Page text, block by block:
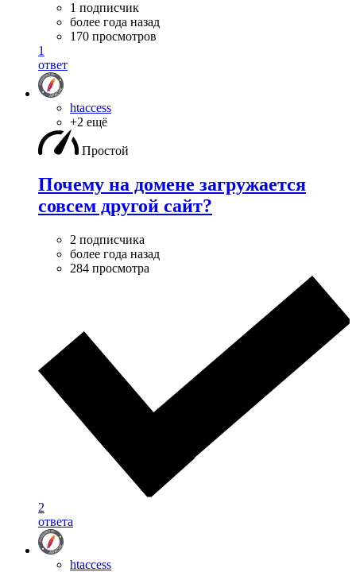
1 подписчик
более года назад
170 просмотров
1
ответ
htaccess
+2 ещё
Простой
Почему на домене загружается
совсем другой сайт?
2 подписчика
более года назад
284 просмотра
2
ответа
htaccess